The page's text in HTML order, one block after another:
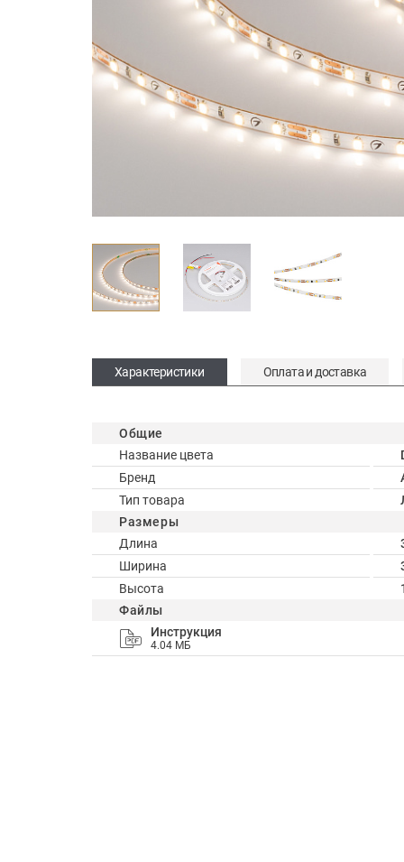
Характеристики Оплата и доставка
Общие
Название цвета
Бренд
Тип товара
Размеры
Длина
Ширина
Высота
Файлы
Инструкция
4.04 МБ